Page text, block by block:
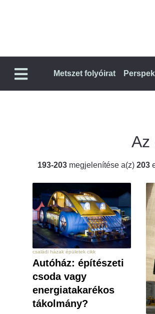
Metszet folyóirat
Az
193-203 megjelenítése a(z) 203
családi házak épületek cikk
Autóház: építészeti
csoda vagy
energiatakarékos
tákolmány?